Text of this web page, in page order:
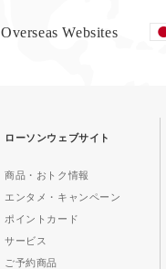
Overseas Websites
ローソンウェブサイト
商品・おトク情報
エンタメ・キャンペーン
ポイントカード
サービス
ご予約商品